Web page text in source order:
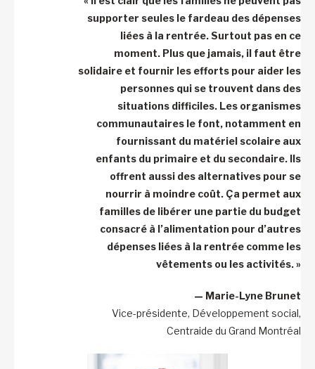
supporter seules le fardeau des dépenses
liées à la rentrée. Surtout pas en ce
moment. Plus que jamais, il faut être
solidaire et fournir les efforts pour aider les
personnes qui se trouvent dans des
situations difficiles. Les organismes
communautaires le font, notamment en
fournissant du matériel scolaire aux
enfants du primaire et du secondaire. Ils
offrent aussi des alternatives pour se
nourrir à moindre coût. Ça permet aux
familles de libérer une partie du budget
consacré à l’alimentation pour d’autres
dépenses liées à la rentrée comme les
vêtements ou les activités. »
— Marie-Lyne Brunet
Vice-présidente, Développement social,
Centraide du Grand Montréal